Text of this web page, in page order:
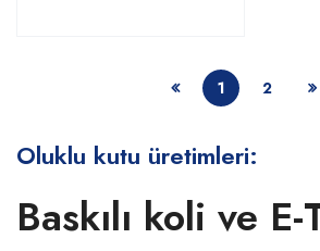
1 2
Oluklu kutu üretimleri:
Baskılı koli ve